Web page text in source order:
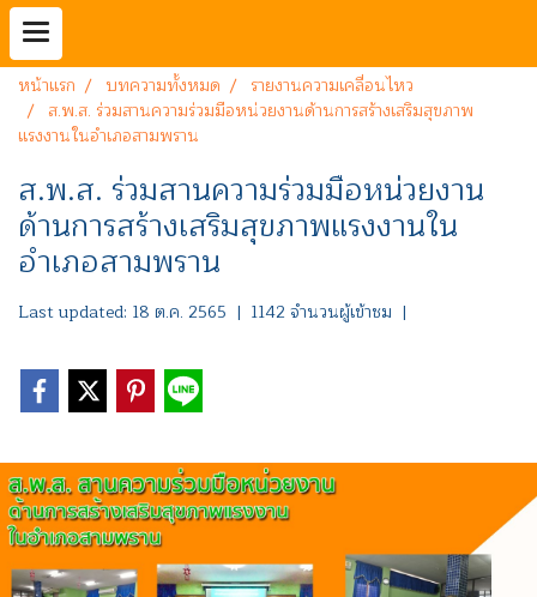
หน้าแรก บทความทั้งหมด
รายงานความเคลื่อนไหว
ส.พ.ส. ร่วมสานความร่วมมือหน่วยงานด้านการสร้างเสริมสุขภาพ
แรงงานในอำเภอสามพราน
ส.พ.ส. ร่วมสานความร่วมมือหน่วยงาน
ด้านการสร้างเสริมสุขภาพแรงงานใน
อำเภอสามพราน
Last updated: 18 ต.ค. 2565 | 1142 จำนวนผู้เข้าชม |